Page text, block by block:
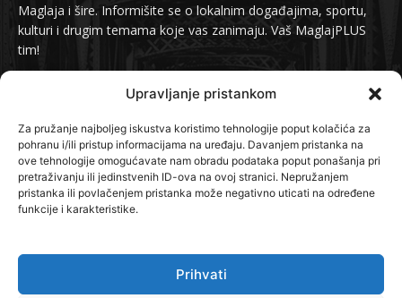
Upravljanje pristankom
Za pružanje najboljeg iskustva koristimo tehnologije poput kolačića za
pohranu i/ili pristup informacijama na uređaju. Davanjem pristanka na
ove tehnologije omogućavate nam obradu podataka poput ponašanja pri
pretraživanju ili jedinstvenih ID-ova na ovoj stranici. Nepružanjem
pristanka ili povlačenjem pristanka može negativno uticati na određene
funkcije i karakteristike.
Prihvati
Maglaja i šire. Informišite se o lokalnim događajima, sportu,
kulturi i drugim temama koje vas zanimaju. Vaš MaglajPLUS
tim!
info@maglajplus.ba
Pratite nas na